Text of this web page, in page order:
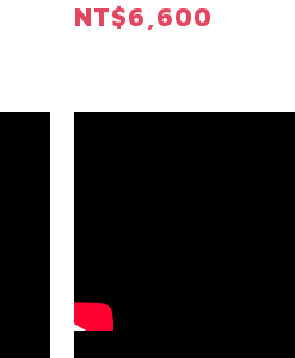
NT$6,600